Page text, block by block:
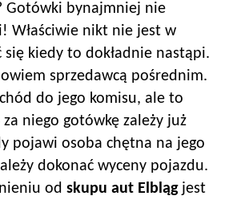
Gotówki bynajmniej nie
Właściwie nikt nie jest w
kiedy to dokładnie nastąpi.
sprzedawcą pośrednim.
do jego komisu, ale to
niego gotówkę zależy już
pojawi osoba chętna na jego
dokonać wyceny pojazdu.
od skupu aut Elblągjest